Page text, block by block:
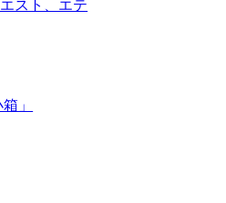
スト、エテ
」